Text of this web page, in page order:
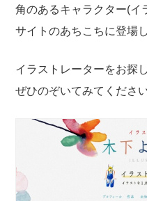
角のあるキャラクター(イ
サイトのあちこちに登場
イラストレーターをお探
ぜひのぞいてみてください